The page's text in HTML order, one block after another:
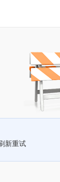
新重试